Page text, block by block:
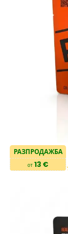
РАЗПРОДАЖБА
от 13 €